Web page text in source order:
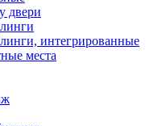
двери
интегрированные
места